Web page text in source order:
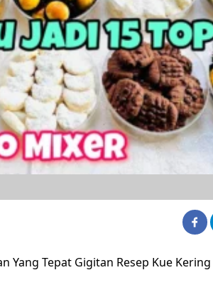
Yang Tepat Gigitan Resep Kue